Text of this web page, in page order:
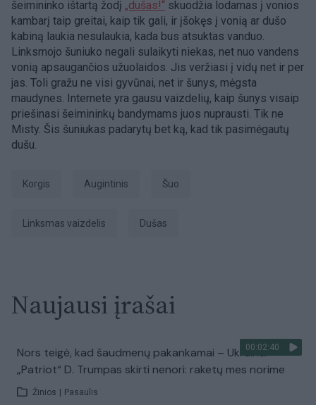
šeimininko ištartą žodį „dušas!“ skuodžia lodamas į vonios
kambarį taip greitai, kaip tik gali, ir įšokęs į vonią ar dušo
kabiną laukia nesulaukia, kada bus atsuktas vanduo.
Linksmojo šuniuko negali sulaikyti niekas, net nuo vandens
vonią apsaugančios užuolaidos. Jis veržiasi į vidų net ir per
jas. Toli gražu ne visi gyvūnai, net ir šunys, mėgsta
maudynes. Internete yra gausu vaizdelių, kaip šunys visaip
priešinasi šeimininkų bandymams juos nuprausti. Tik ne
Misty. Šis šuniukas padarytų bet ką, kad tik pasimėgautų
dušu.
korgis augintinis Šuo
linksmas vaizdelis dušas
Naujausi įrašai
00:02:40
Nors teigė, kad šaudmenų pakankamai – Ukrainai
„Patriot“ D. Trumpas skirti nenori: raketų mes norime
Žinios Pasaulis